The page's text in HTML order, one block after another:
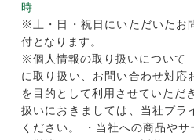
時
※土・日・祝日にいただいたお
付となります。
※個人情報の取り扱いについて
に取り扱い、お問い合わせ対応
を目的として利用させていただ
扱いにおきましては、当社プラ
ください。 ・当社への商品や